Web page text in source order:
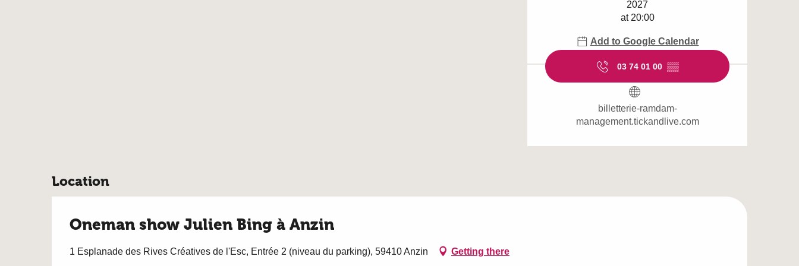
2027
at 20:00
Add to Google Calendar
03 74 01 00 ▒▒
billetterie-ramdam-
management.tickandlive.com
Location
Oneman show Julien Bing à Anzin
1 Esplanade des Rives Créatives de l'Esc, Entrée 2 (niveau du parking), 59410 Anzin Getting there